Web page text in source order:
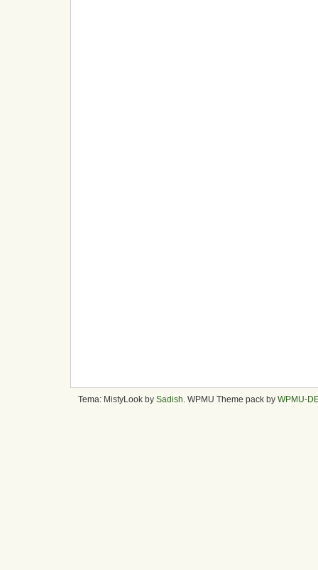
Tema: MistyLook by Sadish . WPMU Theme pack by WPMU-